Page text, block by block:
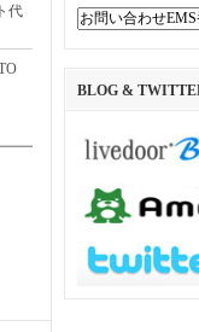
代
BLOG &